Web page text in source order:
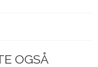
OGSÅ